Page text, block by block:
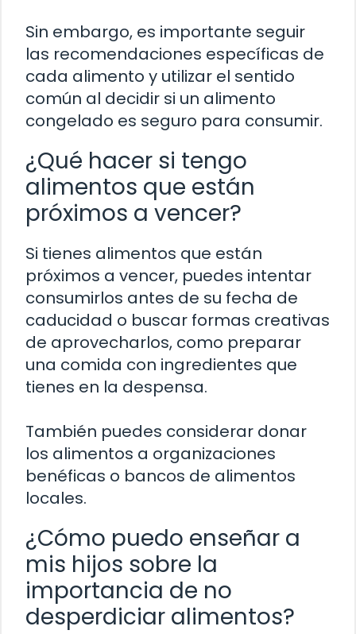
Sin embargo, es importante seguir
las recomendaciones específicas de
cada alimento y utilizar el sentido
común al decidir si un alimento
congelado es seguro para consumir.
¿Qué hacer si tengo
alimentos que están
próximos a vencer?
Si tienes alimentos que están
próximos a vencer, puedes intentar
consumirlos antes de su fecha de
caducidad o buscar formas creativas
de aprovecharlos, como preparar
una comida con ingredientes que
tienes en la despensa.
También puedes considerar donar
los alimentos a organizaciones
benéficas o bancos de alimentos
locales.
¿Cómo puedo enseñar a
mis hijos sobre la
importancia de no
desperdiciar alimentos?